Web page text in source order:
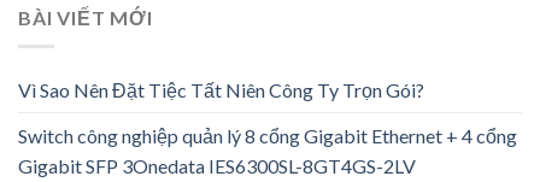
BÀI VIẾT MỚI
Vì Sao Nên Đặt Tiệc Tất Niên Công Ty Trọn Gói?
Switch công nghiệp quản lý 8 cổng Gigabit Ethernet + 4 cổng
Gigabit SFP 3Onedata IES6300SL-8GT4GS-2LV